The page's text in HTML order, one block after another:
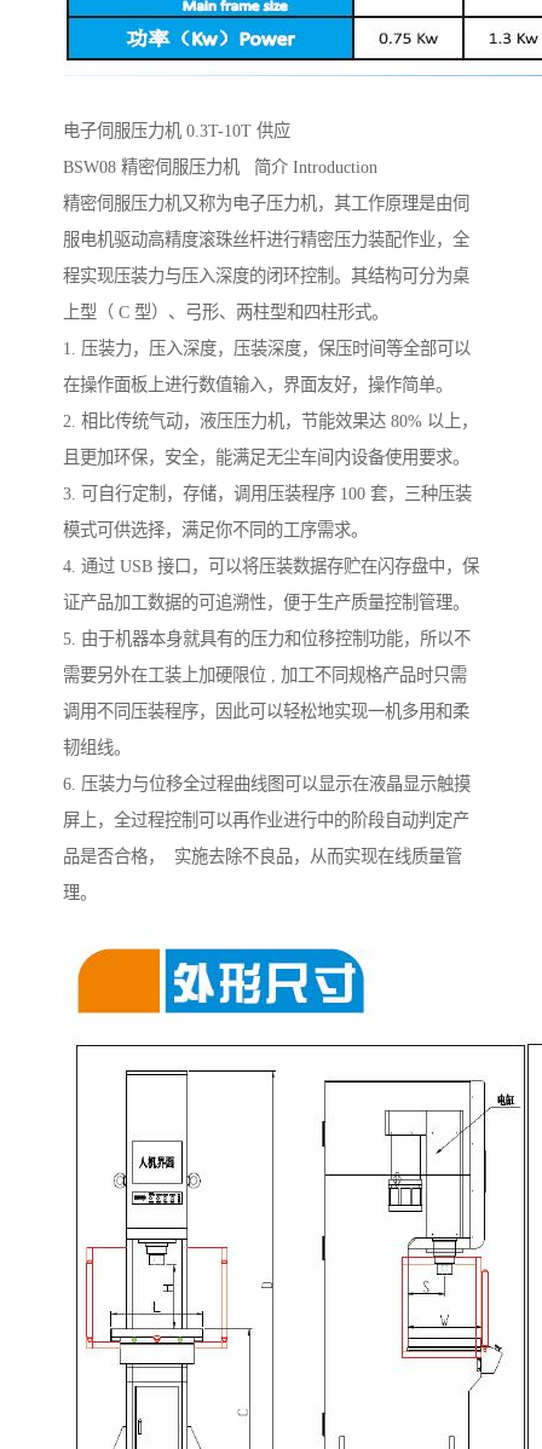
电子伺服压力机 0.3T-10T 供应
BSW08 精密伺服压力机 简介 Introduction
精密伺服压力机又称为电子压力机，其工作原理是由伺
服电机驱动高精度滚珠丝杆进行精密压力装配作业，全
程实现压装力与压入深度的闭环控制。其结构可分为桌
上型（ C 型）、弓形、两柱型和四柱形式。
1. 压装力，压入深度，压装深度，保压时间等全部可以
在操作面板上进行数值输入，界面友好，操作简单。
2. 相比传统气动，液压压力机，节能效果达 80% 以上，
且更加环保，安全，能满足无尘车间内设备使用要求。
3. 可自行定制，存储，调用压装程序 100 套，三种压装
模式可供选择，满足你不同的工序需求。
4. 通过 USB 接口，可以将压装数据存贮在闪存盘中，保
证产品加工数据的可追溯性，便于生产质量控制管理。
5. 由于机器本身就具有的压力和位移控制功能，所以不
需要另外在工装上加硬限位 , 加工不同规格产品时只需
调用不同压装程序，因此可以轻松地实现一机多用和柔
韧组线。
6. 压装力与位移全过程曲线图可以显示在液晶显示触摸
屏上，全过程控制可以再作业进行中的阶段自动判定产
品是否合格， 实施去除不良品，从而实现在线质量管
理。